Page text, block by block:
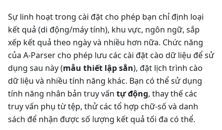
Sự linh hoạt trong cài đặt cho phép bạn chỉ định loại
kết quả (di động/máy tính), khu vực, ngôn ngữ, sắp
xếp kết quả theo ngày và nhiều hơn nữa. Chức năng
của A-Parser cho phép lưu các cài đặt cào dữ liệu để sử
dụng sau này (mẫu thiết lập sẵn), đặt lịch trình cào
dữ liệu và nhiều tính năng khác. Bạn có thể sử dụng
tính năng nhân bản truy vấn tự động, thay thế các
truy vấn phụ từ tệp, thử các tổ hợp chữ-số và danh
sách để nhận được số lượng kết quả tối đa có thể.